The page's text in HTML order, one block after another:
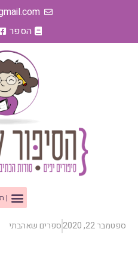
הספר
ספטמבר 22, 2020 ספרים שאהבתי